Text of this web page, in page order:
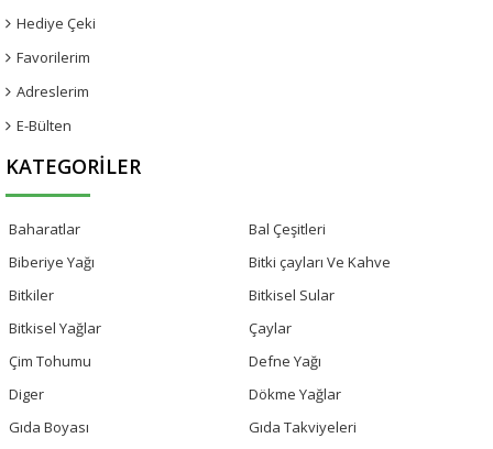
Hediye Çeki
Favorilerim
Adreslerim
E-Bülten
KATEGORILER
Baharatlar
Bal Çeşitleri
Biberiye Yağı
Bitki çayları Ve Kahve
Bitkiler
Bitkisel Sular
Bitkisel Yağlar
Çaylar
Çim Tohumu
Defne Yağı
Diger
Dökme Yağlar
Gıda Boyası
Gıda Takviyeleri